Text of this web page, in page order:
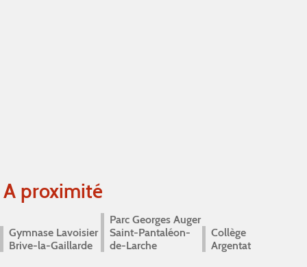
A proximité
Gymnase Lavoisier
Brive-la-Gaillarde
Parc Georges Auger
Saint-Pantaléon-
de-Larche
Collège
Argentat